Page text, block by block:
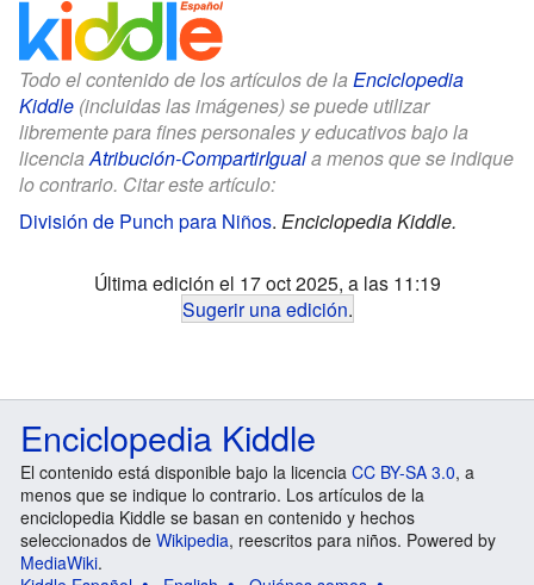
Todo el contenido de los artículos de la Enciclopedia
Kiddle (incluidas las imágenes) se puede utilizar
libremente para fines personales y educativos bajo la
licenciaAtribución-CompartirIguala menos que se indique
lo contrario. Citar este artículo:
División de Punch para Niños. Enciclopedia Kiddle.
Última edición el 17 oct 2025, a las 11:19
Sugerir una edición.
Enciclopedia Kiddle
El contenido está disponible bajo la licencia CC BY-SA 3.0, a
menos que se indique lo contrario. Los artículos de la
enciclopedia Kiddle se basan en contenido y hechos
seleccionados de Wikipedia, reescritos para niños. Powered by
MediaWiki.